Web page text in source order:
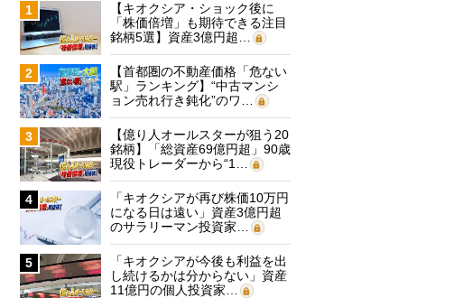
1
【キオクシア・ショック後に
「株価倍増」も期待できる注目
銘柄5選】資産3億円超…
2
【首都圏の不動産価格「危ない
駅」ランキング】“中古マンシ
ョン売れ行き鈍化”のワ…
3
【億り人オールスターが狙う20
銘柄】「総資産69億円超」90歳
現役トレーダーから“1…
4
「キオクシアが再び株価10万円
になる日は遠い」資産3億円超
のサラリーマン投資家…
5
「キオクシアが今後も利益を出
し続けるかは分からない」資産
11億円の個人投資家…